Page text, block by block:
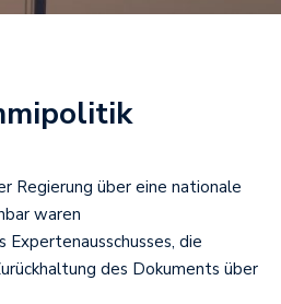
Regierung über eine nationale
waren
die
des Dokuments über